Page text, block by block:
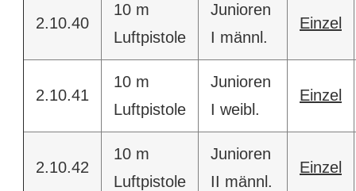
2.10.40
10 m
Luftpistole
Junioren
I männl.
Einzel
2.10.41
10 m
Luftpistole
Junioren
I weibl.
Einzel
2.10.42
10 m
Luftpistole
Junioren
II männl.
Einzel